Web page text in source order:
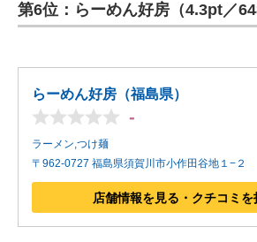
ITの今と未来を見通す
進化するPCとデバイスの未来
好きが集まる 比べて選べる
AI活用のいまが分かる
第6位：らーめん好房（4.3pt／
らーめん好房（福島県）
-
ラーメン,つけ麺
〒962-0727 福島県須賀川市小作田谷地１−２
店舗情報を見る・クチコミを